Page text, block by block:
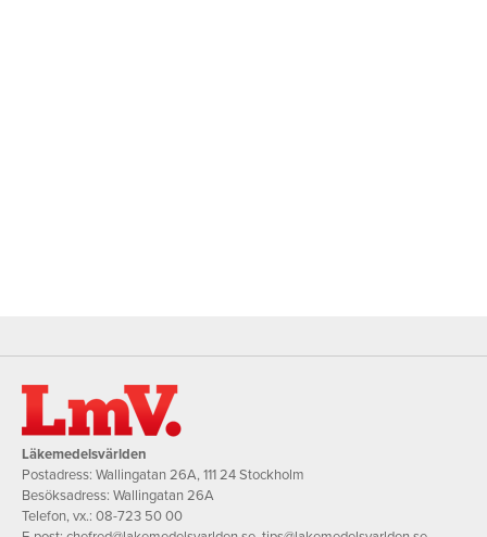
Läkemedelsvärlden
Postadress: Wallingatan 26A, 111 24 Stockholm
Besöksadress: Wallingatan 26A
Telefon, vx.: 08-723 50 00